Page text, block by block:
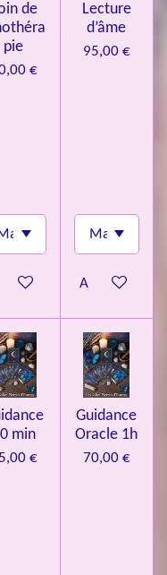
de
pie
€
au panier
Lecture
d’âme
95,00 €
Ajouter au
min
€
Guidance
Oracle 1h
70,00 €